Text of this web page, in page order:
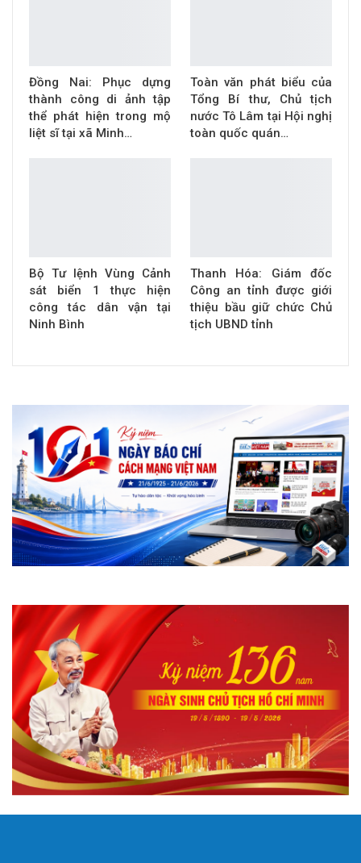
Đồng Nai: Phục dựng
thành công di ảnh tập
thể phát hiện trong mộ
liệt sĩ tại xã Minh…
Toàn văn phát biểu của
Tổng Bí thư, Chủ tịch
nước Tô Lâm tại Hội nghị
toàn quốc quán…
Bộ Tư lệnh Vùng Cảnh
sát biển 1 thực hiện
công tác dân vận tại
Ninh Bình
Thanh Hóa: Giám đốc
Công an tỉnh được giới
thiệu bầu giữ chức Chủ
tịch UBND tỉnh